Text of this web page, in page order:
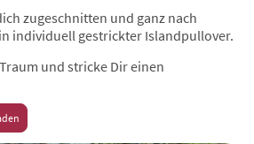
zugeschnitten und ganz nach
individuell gestrickter Islandpullover.
und stricke Dir einen